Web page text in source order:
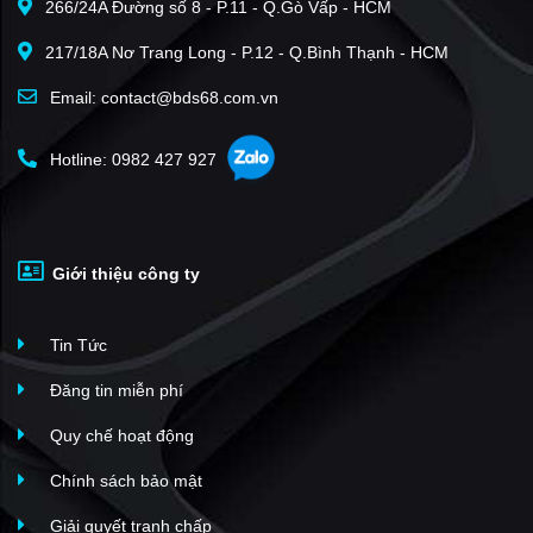
Belleza Apartment
The Era Town
(48)
Happy Residence
Riverside Residence
Sky Garden II
The Peak
The Infiniti Riviera Point
Him Lam Riverside
An Gia Riverside
An Gia Skyline
266/24A Đường số 8 - P.11 - Q.Gò Vấp - HCM
217/18A Nơ Trang Long - P.12 - Q.Bình Thạnh - HCM
Email: contact@bds68.com.vn
Hotline: 0982 427 927
Giới thiệu công ty
Tin Tức
Đăng tin miễn phí
Quy chế hoạt động
Chính sách bảo mật
Giải quyết tranh chấp